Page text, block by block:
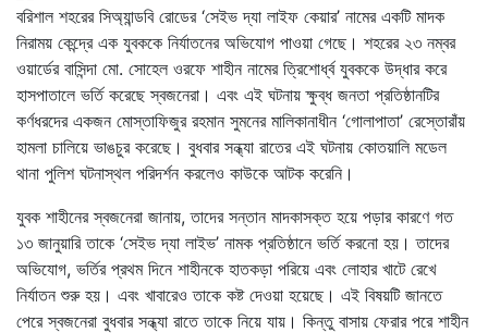
বরিশাল শহরের সিঅ্যান্ডবি রোডের ‘সেইভ দ্যা লাইফ কেয়ার’ নামের একটি মাদক
নিরাময় কেন্দ্রে এক যুবককে নির্যাতনের অভিযোগ পাওয়া গেছে। শহরের ২৩ নম্বর
ওয়ার্ডের বাসিন্দা মো. সোহেল ওরফে শাহীন নামের ত্রিশোর্ধ্ব যুবককে উদ্ধার করে
হাসপাতালে ভর্তি করেছে স্বজনেরা। এবং এই ঘটনায় ক্ষুব্ধ জনতা প্রতিষ্ঠানটির
কর্ণধরদের একজন মোস্তাফিজুর রহমান সুমনের মালিকানাধীন ‘গোলাপাতা’ রেস্তোরাঁয়
হামলা চালিয়ে ভাঙচুর করেছে। বুধবার সন্ধ্যা রাতের এই ঘটনায় কোতয়ালি মডেল
থানা পুলিশ ঘটনাস্থল পরিদর্শন করলেও কাউকে আটক করেনি।
যুবক শাহীনের স্বজনেরা জানায়, তাদের সন্তান মাদকাসক্ত হয়ে পড়ার কারণে গত
১৩ জানুয়ারি তাকে ‘সেইভ দ্যা লাইভ’ নামক প্রতিষ্ঠানে ভর্তি করনো হয়। তাদের
অভিযোগ, ভর্তির প্রথম দিনে শাহীনকে হাতকড়া পরিয়ে এবং লোহার খাটে রেখে
নির্যাতন শুরু হয়। এবং খাবারেও তাকে কষ্ট দেওয়া হয়েছে। এই বিষয়টি জানতে
পেরে স্বজনেরা বুধবার সন্ধ্যা রাতে তাকে নিয়ে যায়। কিন্তু বাসায় ফেরার পরে শাহীন